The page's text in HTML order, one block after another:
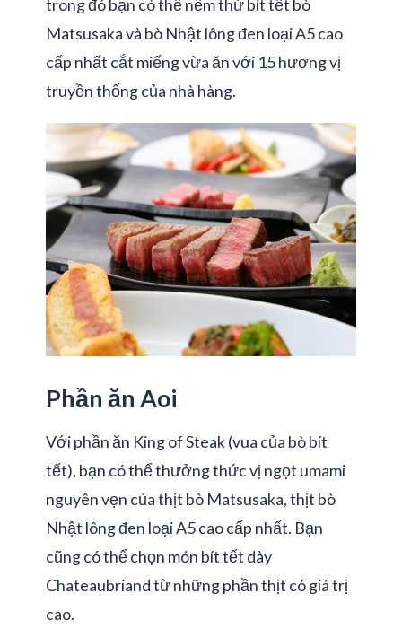
trong đó bạn có thể nếm thử bít tết bò
Matsusaka và bò Nhật lông đen loại A5 cao
cấp nhất cắt miếng vừa ăn với 15 hương vị
truyền thống của nhà hàng.
Phần ăn Aoi
Với phần ăn King of Steak (vua của bò bít
tết), bạn có thể thưởng thức vị ngọt umami
nguyên vẹn của thịt bò Matsusaka, thịt bò
Nhật lông đen loại A5 cao cấp nhất. Bạn
cũng có thể chọn món bít tết dày
Chateaubriand từ những phần thịt có giá trị
cao.